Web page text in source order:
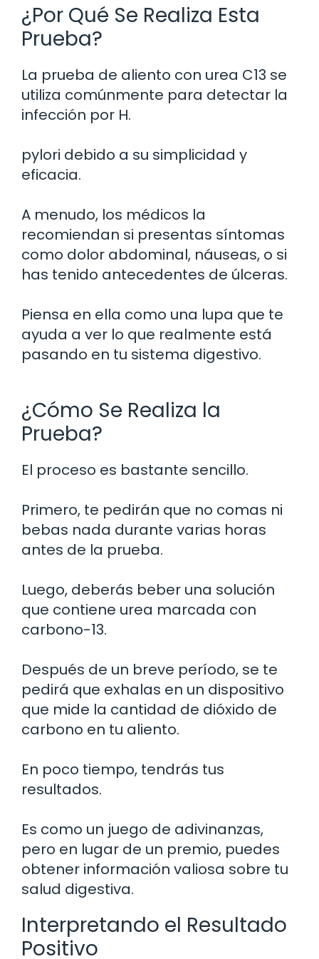
¿Por Qué Se Realiza Esta
Prueba?
La prueba de aliento con urea C13 se
utiliza comúnmente para detectar la
infección por H.
pylori debido a su simplicidad y
eficacia.
A menudo, los médicos la
recomiendan si presentas síntomas
como dolor abdominal, náuseas, o si
has tenido antecedentes de úlceras.
Piensa en ella como una lupa que te
ayuda a ver lo que realmente está
pasando en tu sistema digestivo.
¿Cómo Se Realiza la
Prueba?
El proceso es bastante sencillo.
Primero, te pedirán que no comas ni
bebas nada durante varias horas
antes de la prueba.
Luego, deberás beber una solución
que contiene urea marcada con
carbono-13.
Después de un breve período, se te
pedirá que exhalas en un dispositivo
que mide la cantidad de dióxido de
carbono en tu aliento.
En poco tiempo, tendrás tus
resultados.
Es como un juego de adivinanzas,
pero en lugar de un premio, puedes
obtener información valiosa sobre tu
salud digestiva.
Interpretando el Resultado
Positivo